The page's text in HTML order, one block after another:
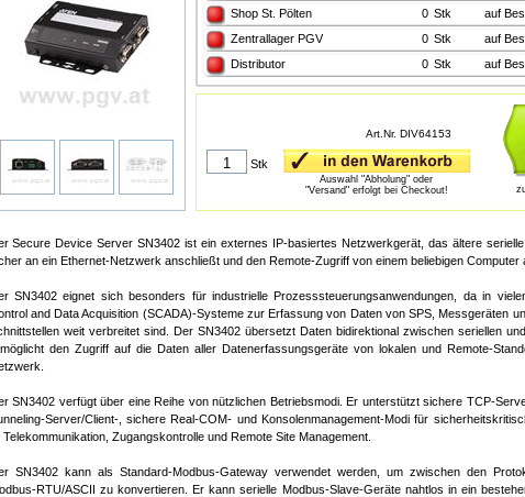
Shop St. Pölten
0 Stk
auf
Zentrallager PGV
0 Stk
auf
Distributor
0 Stk auf
Art.Nr. DIV64153
Stk
Auswahl "Abholung" oder
"Versand" erfolgt bei Checkout!
Secure Device Server SN3402 ist ein externes IP-basiertes Netzwerkgerät, das ältere
an ein Ethernet-Netzwerk anschließt und den Remote-Zugriff von einem beliebigen Computer
SN3402 eignet sich besonders für industrielle Prozesssteuerungsanwendungen, da in
and Data Acquisition (SCADA)-Systeme zur Erfassung von Daten von SPS, Messgeräten
weit verbreitet sind. Der SN3402 übersetzt Daten bidirektional zwischen seriellen
den Zugriff auf die Daten aller Datenerfassungsgeräte von lokalen und Remote-
SN3402 verfügt über eine Reihe von nützlichen Betriebsmodi. Er unterstützt sichere TCP-
Server/Client-, sichere Real-COM- und Konsolenmanagement-Modi für
Telekommunikation, Zugangskontrolle und Remote Site Management.
SN3402 kann als Standard-Modbus-Gateway verwendet werden, um zwischen den
RTU/ASCII zu konvertieren. Er kann serielle Modbus-Slave-Geräte nahtlos in ein